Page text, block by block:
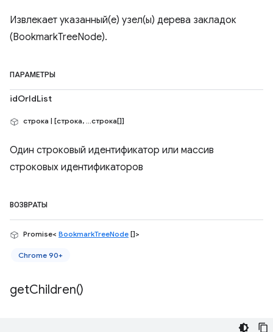
Извлекает указанный(е) узел(ы) дерева закладок
(BookmarkTreeNode).
ПАРАМЕТРЫ
idOrIdList
строка | [строка, ...строка[]]
Один строковый идентификатор или массив
строковых идентификаторов
ВОЗВРАТЫ
Promise< BookmarkTreeNode []>
Chrome 90+
getChildren()